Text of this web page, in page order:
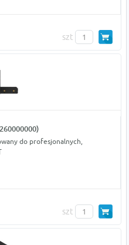
szt
do profesjonalnych,
szt